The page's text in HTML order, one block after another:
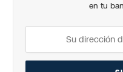
en tu